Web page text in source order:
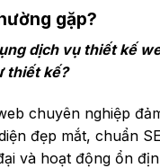
gặp?
dịch vụ thiết kế
thiết kế?
chuyên nghiệp
đẹp mắt, chuẩn
và hoạt động ổn